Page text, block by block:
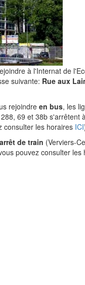
à l'Internat de
suivante: Rue aux
rejoindre en bus, les
69 et 38b s'arrêtent
consulter les horaires ICI
arrêt de train (Verviers-
pouvez consulter les